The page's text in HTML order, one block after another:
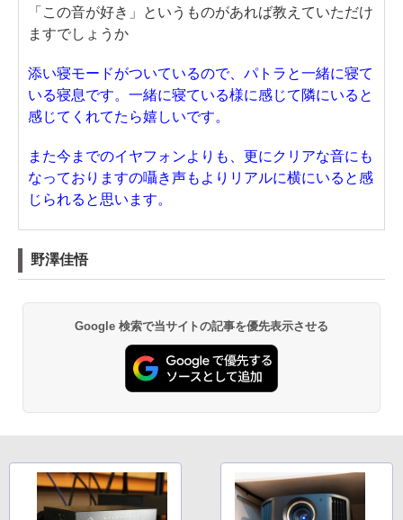
「この音が好き」というものがあれば教えていただけ
ますでしょうか
添い寝モードがついているので、パトラと一緒に寝て
いる寝息です。一緒に寝ている様に感じて隣にいると
感じてくれてたら嬉しいです。
また今までのイヤフォンよりも、更にクリアな音にも
なっておりますの囁き声もよりリアルに横にいると感
じられると思います。
野澤佳悟
Google 検索で当サイトの記事を優先表示させる